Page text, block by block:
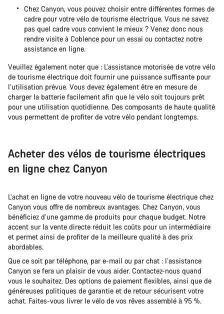
Chez Canyon, vous pouvez choisir entre différentes formes de
cadre pour votre vélo de tourisme électrique. Vous ne savez
pas quel cadre vous convient le mieux ? Venez donc nous
rendre visite à Coblence pour un essai ou contactez notre
assistance en ligne.
Veuillez également noter que : L’assistance motorisée de votre vélo
de tourisme électrique doit fournir une puissance suffisante pour
l’utilisation prévue. Vous devez également être en mesure de
charger la batterie facilement afin que le vélo soit toujours prêt
pour une utilisation quotidienne. Des composants de haute qualité
vous permettent de profiter de votre vélo pendant longtemps.
Acheter des vélos de tourisme électriques
en ligne chez Canyon
L’achat en ligne de votre nouveau vélo de tourisme électrique chez
Canyon vous offre de nombreux avantages. Chez Canyon, vous
bénéficiez d’une gamme de produits pour chaque budget. Notre
accent sur la vente directe réduit les coûts pour un intermédiaire
et permet ainsi de profiter de la meilleure qualité à des prix
abordables.
Que ce soit par téléphone, par e-mail ou par chat : l’assistance
Canyon se fera un plaisir de vous aider. Contactez-nous quand
vous le souhaitez. Des options de paiement flexibles, ainsi que de
généreuses politiques de garantie et de retour sécurisent votre
achat. Faites-vous livrer le vélo de vos rêves assemblé à 95 %.